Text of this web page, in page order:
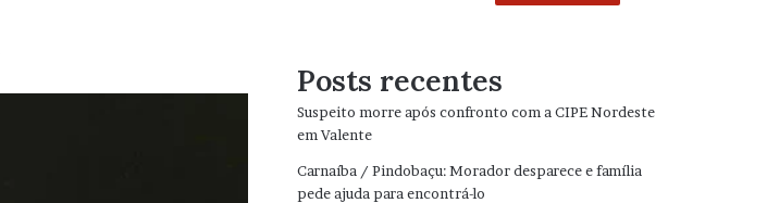
Posts recentes
Suspeito morre após confronto com a CIPE Nordeste
em Valente
Carnaíba / Pindobaçu: Morador desparece e família
pede ajuda para encontrá-lo